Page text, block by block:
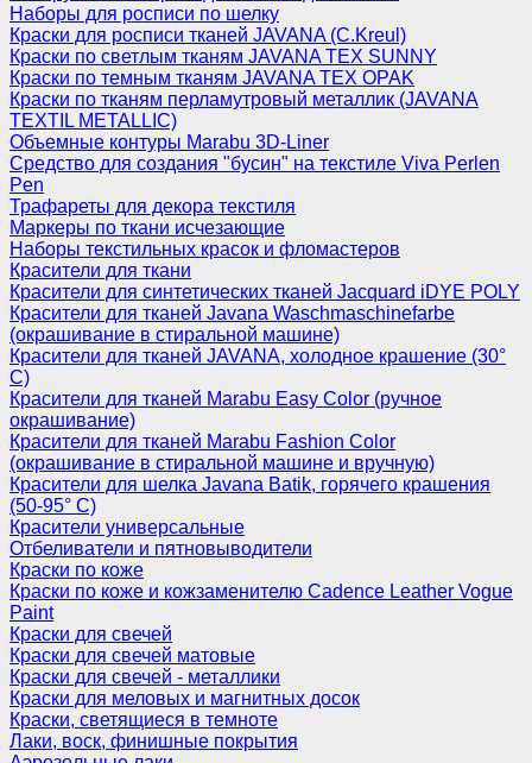
Наборы для росписи по шелку
Краски для росписи тканей JAVANA (C.Kreul)
Краски по светлым тканям JAVANA TEX SUNNY
Краски по темным тканям JAVANA TEX OPAK
Краски по тканям перламутровый металлик (JAVANA
TEXTIL METALLIC)
Объемные контуры Marabu 3D-Liner
Средство для создания "бусин" на текстиле Viva Perlen
Pen
Трафареты для декора текстиля
Маркеры по ткани исчезающие
Наборы текстильных красок и фломастеров
Красители для ткани
Красители для синтетических тканей Jacquard iDYE POLY
Красители для тканей Javana Waschmaschinefarbe
(окрашивание в стиральной машине)
Красители для тканей JAVANA, холодное крашение (30°
С)
Красители для тканей Marabu Easy Color (ручное
окрашивание)
Красители для тканей Marabu Fashion Color
(окрашивание в стиральной машине и вручную)
Красители для шелка Javana Batik, горячего крашения
(50-95° С)
Красители универсальные
Отбеливатели и пятновыводители
Краски по коже
Краски по коже и кожзаменителю Cadence Leather Vogue
Paint
Краски для свечей
Краски для свечей матовые
Краски для свечей - металлики
Краски для меловых и магнитных досок
Краски, светящиеся в темноте
Лаки, воск, финишные покрытия